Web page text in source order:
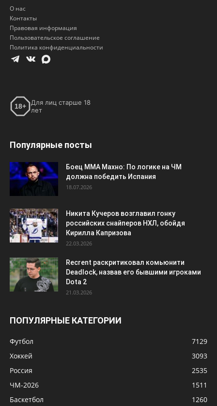
О нас
Контакты
Правовая информация
Пользовательское соглашение
Политика конфиденциальности
18+
Для лиц старше 18
лет
Популярные посты
Боец ММА Махно: По логике на ЧМ
должна победить Испания
18.07.2026
Никита Кучеров возглавил гонку
российских снайперов НХЛ, обойдя
Кирилла Капризова
22.03.2026
Recrent раскритиковал комьюнити
Deadlock, назвав его бывшими игроками
Dota 2
21.03.2026
ПОПУЛЯРНЫЕ КАТЕГОРИИ
Футбол
7129
Хоккей
3093
Россия
2535
ЧМ-2026
1511
Баскетбол
1260